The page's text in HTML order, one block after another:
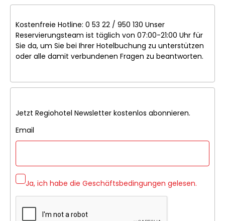
Kostenfreie Hotline: 0 53 22 / 950 130 Unser
Reservierungsteam ist täglich von 07:00-21:00 Uhr für
Sie da, um Sie bei Ihrer Hotelbuchung zu unterstützen
oder alle damit verbundenen Fragen zu beantworten.
Jetzt Regiohotel Newsletter kostenlos abonnieren.
Email
Ja, ich habe die Geschäftsbedingungen gelesen.